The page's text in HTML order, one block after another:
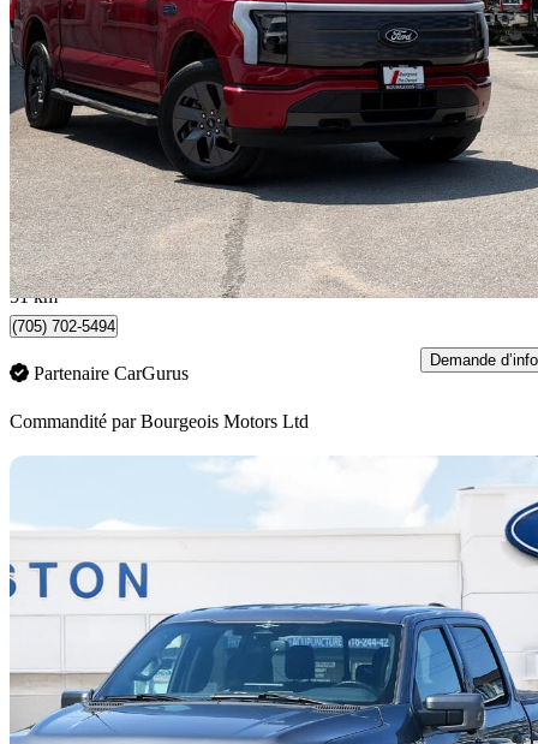
2024 Ford F-150 Lightning
Lariat SuperCrew AWD81 188 km
70 995 $ Bonne
1 245 $/mois env.
Midland, ON
51 km
(705) 702-5494
Partenaire CarGurus
Demande d’info
Commandité parBourgeois Motors Ltd